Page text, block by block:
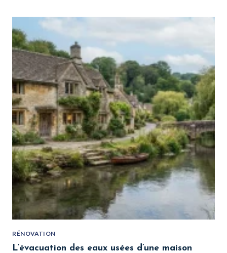
RÉNOVATION
L’évacuation des eaux usées d’une maison